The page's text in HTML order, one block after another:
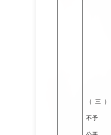
（三）
不予